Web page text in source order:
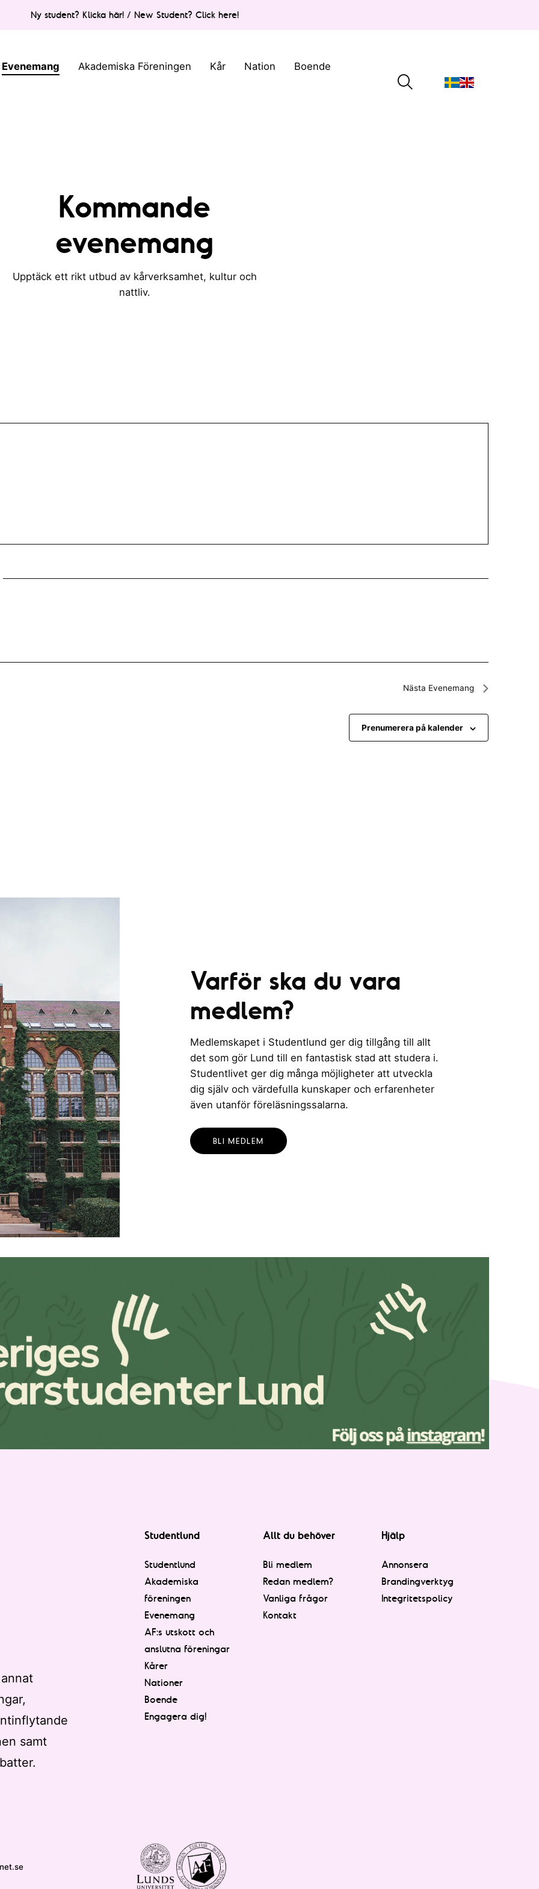
Ny student? Klicka här! / New Student? Click here!
Evenemang Akademiska Föreningen Kår Nation Boende
Kommande
evenemang
Upptäck ett rikt utbud av kårverksamhet, kultur och
nattliv.
Nästa Evenemang
Prenumerera på kalender
Varför ska du vara
medlem?
Medlemskapet i Studentlund ger dig tillgång till allt
det som gör Lund till en fantastisk stad att studera i.
Studentlivet ger dig många möjligheter att utveckla
dig själv och värdefulla kunskaper och erfarenheter
även utanför föreläsningssalarna.
BLI MEDLEM
samt
Studentlund
Studentlund
Akademiska
föreningen
Evenemang
AF:s utskott och
anslutna föreningar
Kårer
Nationer
Boende
Engagera dig!
Allt du behöver
Bli medlem
Redan medlem?
Vanliga frågor
Kontakt
Hjälp
Annonsera
Brandingverktyg
Integritetspolicy